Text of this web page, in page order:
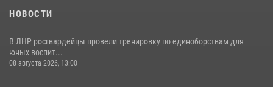
НОВОСТИ
В ЛНР росгвардейцы провели тренировку по единоборствам для
юных воспит...
08 августа 2026, 13:00